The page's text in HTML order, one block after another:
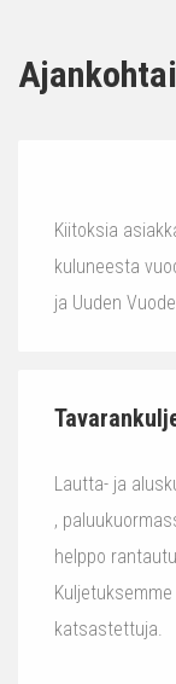
Kiitoksia
kuluneesta
ja Uuden
Lautta- ja
,
helppo
katsastettuja.